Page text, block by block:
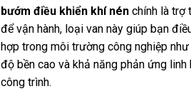
bướm điều khiển khí nén chính là trợ
để vận hành, loại van này giúp bạn
hợp trong môi trường công nghiệp
độ bền cao và khả năng phản ứng
công trình.